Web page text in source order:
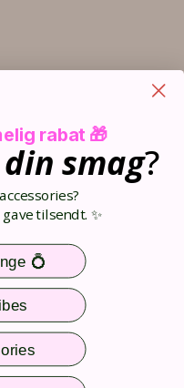
rabat 🎁
din smag?
tilsendt. ✨
💍